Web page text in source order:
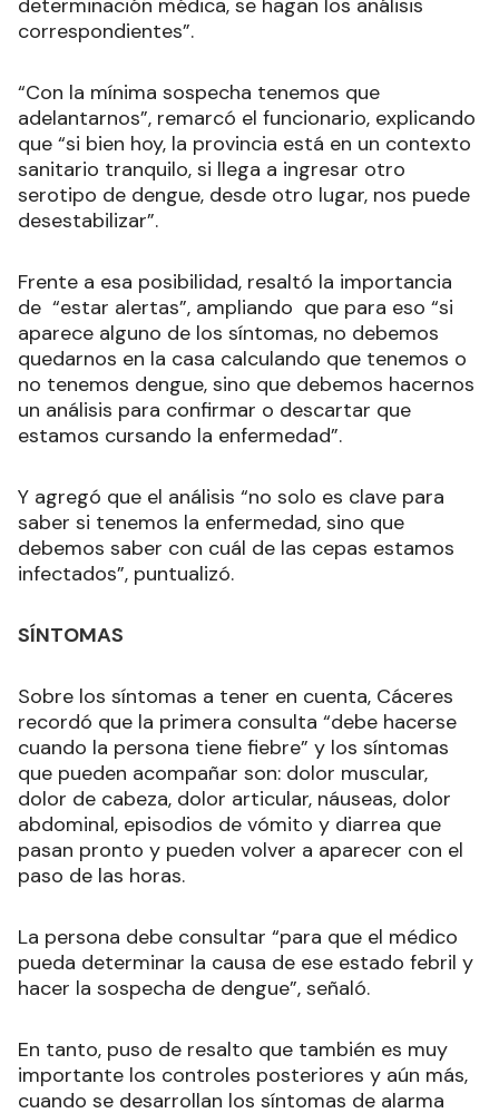
determinación médica, se hagan los análisis
correspondientes”.
“Con la mínima sospecha tenemos que
adelantarnos”, remarcó el funcionario, explicando
que “si bien hoy, la provincia está en un contexto
sanitario tranquilo, si llega a ingresar otro
serotipo de dengue, desde otro lugar, nos puede
desestabilizar”.
Frente a esa posibilidad, resaltó la importancia
de “estar alertas”, ampliando que para eso “si
aparece alguno de los síntomas, no debemos
quedarnos en la casa calculando que tenemos o
no tenemos dengue, sino que debemos hacernos
un análisis para confirmar o descartar que
estamos cursando la enfermedad”.
Y agregó que el análisis “no solo es clave para
saber si tenemos la enfermedad, sino que
debemos saber con cuál de las cepas estamos
infectados”, puntualizó.
SÍNTOMAS
Sobre los síntomas a tener en cuenta, Cáceres
recordó que la primera consulta “debe hacerse
cuando la persona tiene fiebre” y los síntomas
que pueden acompañar son: dolor muscular,
dolor de cabeza, dolor articular, náuseas, dolor
abdominal, episodios de vómito y diarrea que
pasan pronto y pueden volver a aparecer con el
paso de las horas.
La persona debe consultar “para que el médico
pueda determinar la causa de ese estado febril y
hacer la sospecha de dengue”, señaló.
En tanto, puso de resalto que también es muy
importante los controles posteriores y aún más,
cuando se desarrollan los síntomas de alarma